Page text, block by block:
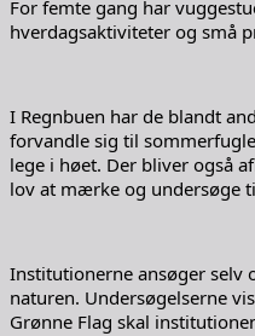
For femte gang har
hverdagsaktiviteter og små
I Regnbuen har de blandt
forvandle sig til
lege i høet. Der bliver også
lov at mærke og undersøge
Institutionerne ansøger selv
naturen. Undersøgelserne
Grønne Flag skal